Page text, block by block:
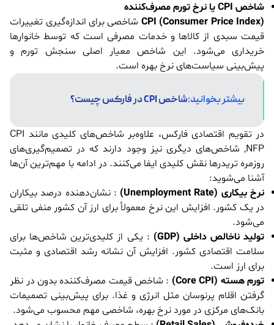
شاخص CPI یا نرخ تورم مصرف‌کننده
CPI (Consumer Price Index)شاخصی برای اندازه‌گیری تغییرات
قیمت سبدی از کالاها و خدمات مصرفی است که توسط خانوارها
خریداری می‌شود. این شاخص معیار اصلی سنجش تورم و
پیش‌بینی سیاست‌های نرخ بهره است.
بیشتر بخوانید:شاخص CPI در فارکس چیست؟
در تقویم اقتصادی فارکس، علاوه‌بر شاخص‌های کلیدی مانند CPI
,NFP شاخص‌های دیگری نیز وجود دارند که در تصمیم‌گیری‌های
روزمره تریدرها نقش کلیدی ایفا می‌کنند. در ادامه با مهم‌ترین آن‌ها
آشنا می‌شوید:
نرخ بیکاری (Unemployment Rate)
: نشان‌دهنده درصد بیکاران
در یک کشور. افزایش این نرخ معمولاً برای ارز آن کشور منفی تلقی
می‌شود.
تولید ناخالص داخلی (GDP)
: یکی از کلیدی‌ترین شاخص‌ها برای
سلامت اقتصادی کشور. افزایش آن نشانه رشد اقتصادی و مثبت
برای ارز است.
تورم هسته (Core CPI)
: شاخص قیمت مصرف‌کننده بدون در نظر
گرفتن اقلام پرنوسان مثل انرژی و غذا. برای پیش‌بینی تصمیمات
بانک‌های مرکزی در مورد نرخ بهره، شاخصی مهم محسوب می‌شود.